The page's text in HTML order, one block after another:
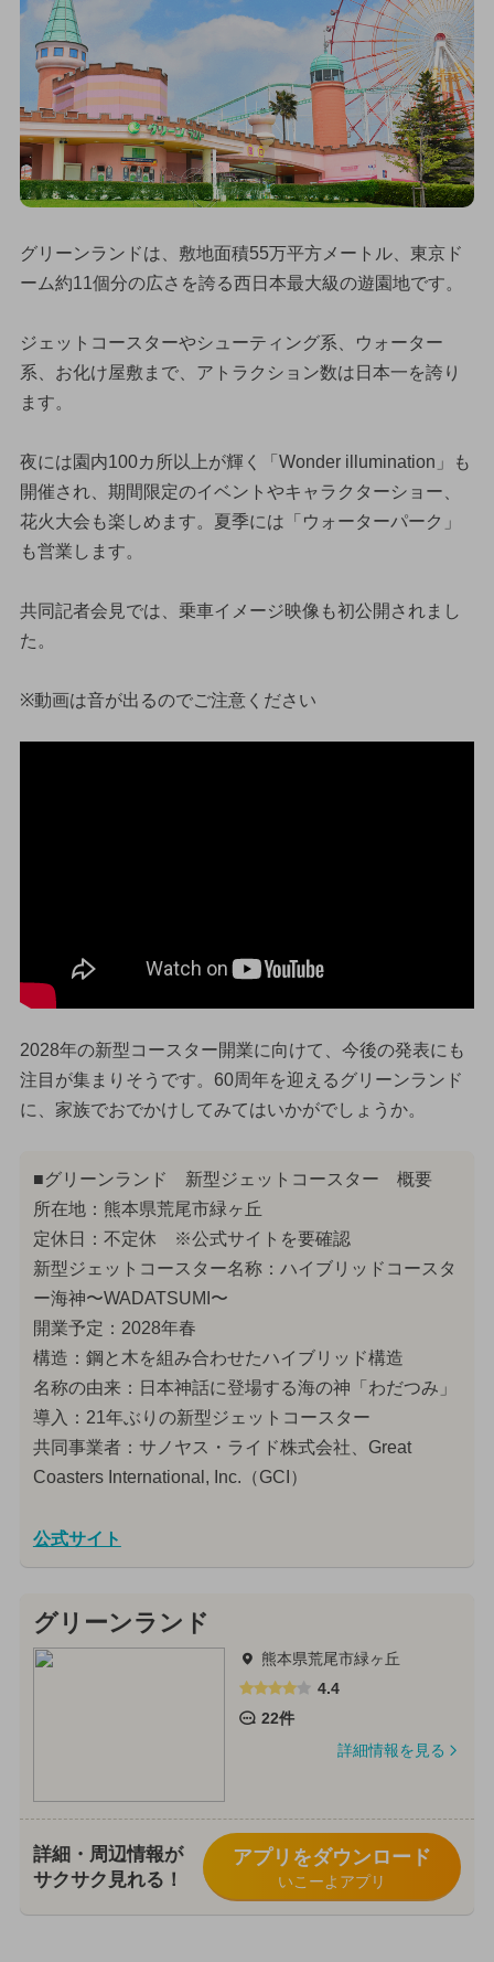
グリーンランドは、敷地面積55万平方メートル、東京ド
ーム約11個分の広さを誇る西日本最大級の遊園地です。
ジェットコースターやシューティング系、ウォーター
系、お化け屋敷まで、アトラクション数は日本一を誇り
ます。
夜には園内100カ所以上が輝く「Wonder illumination」も
開催され、期間限定のイベントやキャラクターショー、
花火大会も楽しめます。夏季には「ウォーターパーク」
も営業します。
共同記者会見では、乗車イメージ映像も初公開されまし
た。
※動画は音が出るのでご注意ください
2028年の新型コースター開業に向けて、今後の発表にも
注目が集まりそうです。60周年を迎えるグリーンランド
に、家族でおでかけしてみてはいかがでしょうか。
■グリーンランド 新型ジェットコースター 概要
所在地：熊本県荒尾市緑ヶ丘
定休日：不定休 ※公式サイトを要確認
新型ジェットコースター名称：ハイブリッドコースタ
ー海神〜WADATSUMI〜
開業予定：2028年春
構造：鋼と木を組み合わせたハイブリッド構造
名称の由来：日本神話に登場する海の神「わだつみ」
導入：21年ぶりの新型ジェットコースター
共同事業者：サノヤス・ライド株式会社、Great
Coasters International, Inc.（GCI）
公式サイト
グリーンランド
熊本県荒尾市緑ヶ丘
4.4
22件
詳細情報を見る
詳細・周辺情報が
サクサク見れる！
アプリをダウンロード
いこーよアプリ